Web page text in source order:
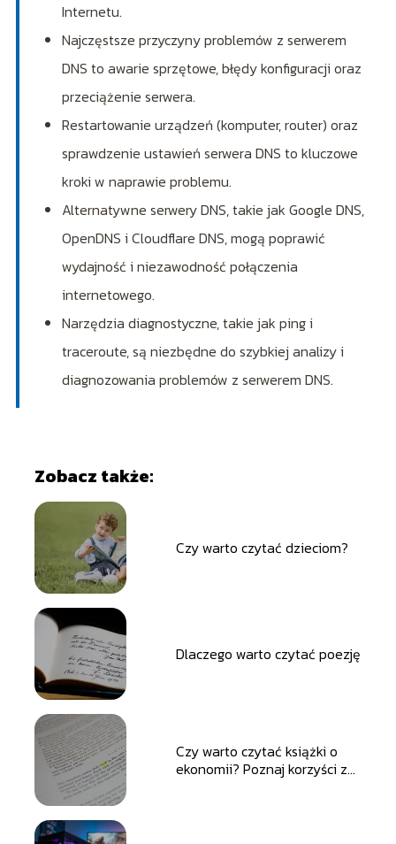
Internetu.
Najczęstsze przyczyny problemów z serwerem
DNS to awarie sprzętowe, błędy konfiguracji oraz
przeciążenie serwera.
Restartowanie urządzeń (komputer, router) oraz
sprawdzenie ustawień serwera DNS to kluczowe
kroki w naprawie problemu.
Alternatywne serwery DNS, takie jak Google DNS,
OpenDNS i Cloudflare DNS, mogą poprawić
wydajność i niezawodność połączenia
internetowego.
Narzędzia diagnostyczne, takie jak ping i
traceroute, są niezbędne do szybkiej analizy i
diagnozowania problemów z serwerem DNS.
Zobacz także:
Czy warto czytać dzieciom?
Dlaczego warto czytać poezję
Czy warto czytać książki o
ekonomii? Poznaj korzyści z